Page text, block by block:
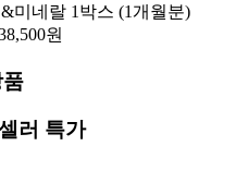
미네랄 1박스 (1개월분)
원
러 특가